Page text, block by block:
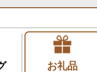
お礼品